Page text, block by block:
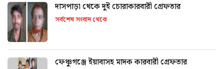
দাসপাড়া থেকে দুই চোরাকারবারী গ্রেফতার
সর্বশেষ সংবাদ থেকে
ফেঞ্চুগঞ্জে ইয়াবাসহ মাদক কারবারী গ্রেফতার